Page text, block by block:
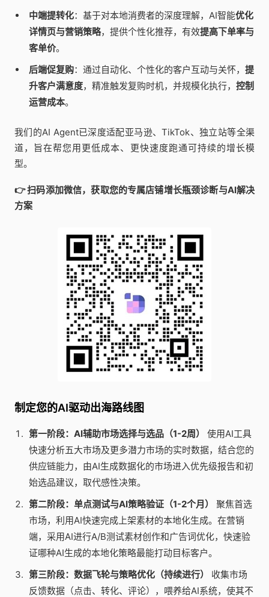
中端提转化：基于对本地消费者的深度理解，AI智能优化
详情页与营销策略，提供个性化推荐，有效提高下单率与
客单价。
后端促复购：通过自动化、个性化的客户互动与关怀， 提
升客户满意度，精准触发复购时机，并规模化执行， 控制
运营成本。
我们的AI Agent已深度适配亚马逊、TikTok、独立站等全渠
道，旨在帮您用更低成本、更快速度跑通可持续的增长模
型。
👉 扫码添加微信，获取您的专属店铺增长瓶颈诊断与AI解决
方案
制定您的AI驱动出海路线图
第一阶段：AI辅助市场选择与选品（1-2周）
使用AI工具
快速分析五大市场及更多潜力市场的实时数据，结合您的
供应链能力，由AI生成数据化的市场进入优先级报告和初
始选品建议，取代感性决策。
第二阶段：单点测试与AI策略验证（1-2个月）
聚焦首选
市场，利用AI快速完成上架素材的本地化生成。在营销
端，采用AI进行A/B测试素材创作和广告词优化，快速验
证哪种AI生成的本地化策略最能打动目标客户。
第三阶段：数据飞轮与策略优化（持续进行）
收集市场
反馈数据（点击、转化、评论），喂养给AI系统，使其不